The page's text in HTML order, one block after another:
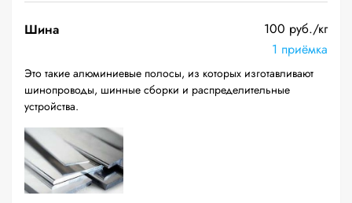
Шина
100 руб./кг
1 приёмка
Это такие алюминиевые полосы, из которых изготавливают
шинопроводы, шинные сборки и распределительные
устройства.